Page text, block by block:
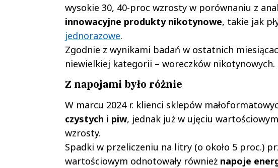
wysokie 30, 40-proc wzrosty w porównaniu z
innowacyjne produkty nikotynowe, takie jak
jednorazowe.
Zgodnie z wynikami badań w ostatnich
niewielkiej kategorii – woreczków nikotynowych.
Z napojami było różnie
W marcu 2024 r. klienci sklepów
czystych i piw, jednak już w ujęciu
wzrosty.
Spadki w przeliczeniu na litry (o około 5 proc.)
wartościowym odnotowały również napoje